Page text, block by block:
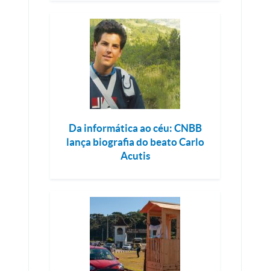
Da informática ao céu: CNBB
lança biografia do beato Carlo
Acutis